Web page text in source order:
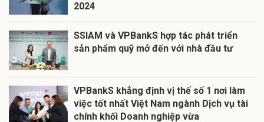
2024
SSIAM và VPBankS hợp tác phát triển
sản phẩm quỹ mở đến với nhà đầu tư
VPBankS khẳng định vị thế số 1 nơi làm
việc tốt nhất Việt Nam ngành Dịch vụ tài
chính khối Doanh nghiệp vừa